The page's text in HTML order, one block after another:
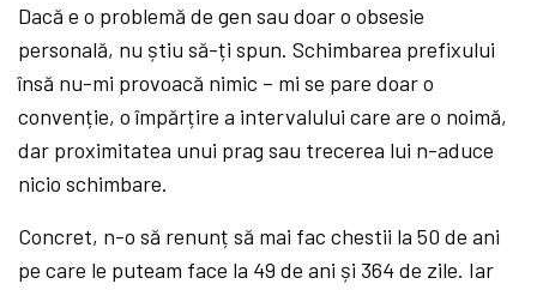
Dacă e o problemă de gen sau doar o obsesie
personală, nu știu să-ți spun. Schimbarea prefixului
însă nu-mi provoacă nimic – mi se pare doar o
convenție, o împărțire a intervalului care are o noimă,
dar proximitatea unui prag sau trecerea lui n-aduce
nicio schimbare.
Concret, n-o să renunț să mai fac chestii la 50 de ani
pe care le puteam face la 49 de ani și 364 de zile. Iar